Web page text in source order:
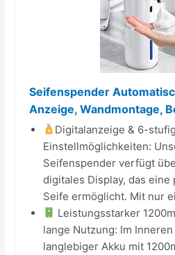
Seifenspender
Anzeige, Wandmontage,
Digitalanzeige & 6-
Einstellmöglichkeiten:
Seifenspender verfügt
digitales Display, das
Seife ermöglicht. Mit nur
Leistungsstarker
lange Nutzung: Im
langlebiger Akku mit